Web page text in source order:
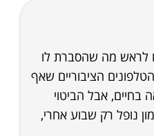
לראש מה שהסברת לו
הציבוריים שאף
25 לא ראה בחיים, אבל הביטוי
נופל רק שבוע אחרי,